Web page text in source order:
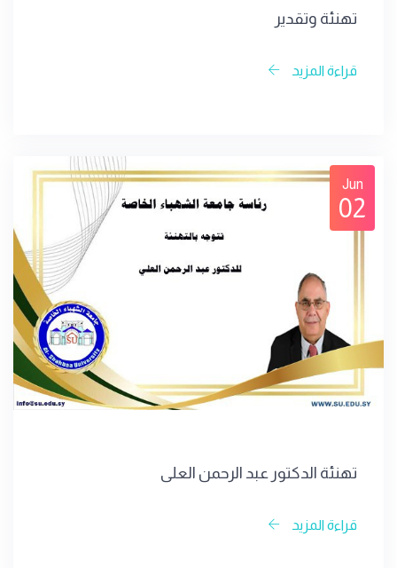
تهنئة وتقدير
قراءة المزيد
Jun
02
تهنئة الدكتور عبد الرحمن العلي
قراءة المزيد